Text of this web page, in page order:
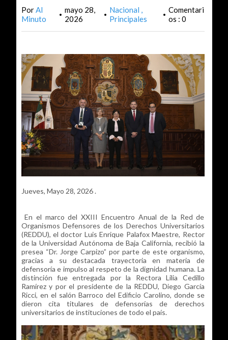
PorAl
Minuto
• mayo 28,
2026
• Nacional
Principales
• Comentari
os : 0
Jueves, Mayo 28, 2026 .
En el marco del XXIII Encuentro Anual de la Red de
Organismos Defensores de los Derechos Universitarios
(REDDU), el doctor Luis Enrique Palafox Maestre, Rector
de la Universidad Autónoma de Baja California, recibió la
presea “Dr. Jorge Carpizo” por parte de este organismo,
gracias a su destacada trayectoria en materia de
defensoría e impulso al respeto de la dignidad humana. La
distinción fue entregada por la Rectora Lilia Cedillo
Ramírez y por el presidente de la REDDU, Diego García
Ricci, en el salón Barroco del Edificio Carolino, donde se
dieron cita titulares de defensorías de derechos
universitarios de instituciones de todo el país.